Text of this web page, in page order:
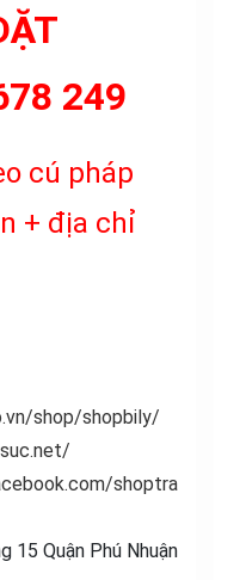
249
cú pháp
+ địa chỉ
shop/shopbily/
shoptra
15 Quận Phú Nhuận